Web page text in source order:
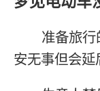
准备旅
安无事但会延